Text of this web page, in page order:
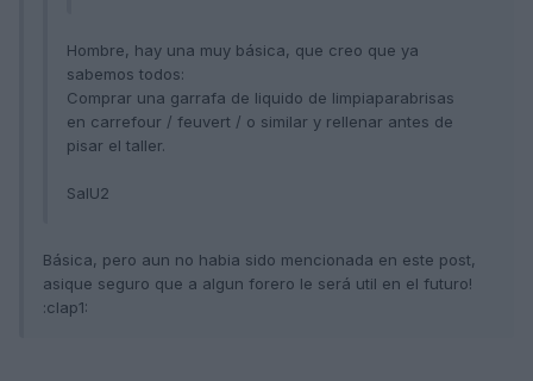
Hombre, hay una muy básica, que creo que ya
sabemos todos:
Comprar una garrafa de liquido de limpiaparabrisas
en carrefour / feuvert / o similar y rellenar antes de
pisar el taller.
SalU2
Básica, pero aun no habia sido mencionada en este post,
asique seguro que a algun forero le será util en el futuro!
:clap1: